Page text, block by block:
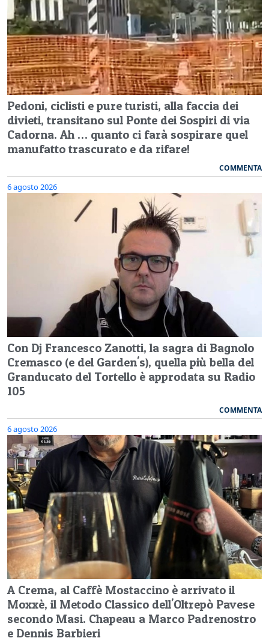
Pedoni, ciclisti e pure turisti, alla faccia dei
divieti, transitano sul Ponte dei Sospiri di via
Cadorna. Ah … quanto ci farà sospirare quel
manufatto trascurato e da rifare!
COMMENTA
6 agosto 2026
Con Dj Francesco Zanotti, la sagra di Bagnolo
Cremasco (e del Garden's), quella più bella del
Granducato del Tortello è approdata su Radio
105
COMMENTA
6 agosto 2026
A Crema, al Caffè Mostaccino è arrivato il
Moxxè, il Metodo Classico dell'Oltrepò Pavese
secondo Masi. Chapeau a Marco Padrenostro
e Dennis Barbieri